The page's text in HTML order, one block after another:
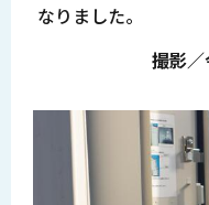
なりました。
撮影